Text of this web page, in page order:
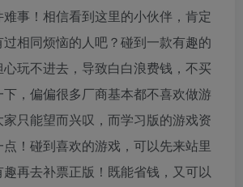
事！相信看到这里的小伙伴，肯定
相同烦恼的人吧？碰到一款有趣的
玩不进去，导致白白浪费钱，不买
，偏偏很多厂商基本都不喜欢做游
只能望而兴叹，而学习版的游戏资
！碰到喜欢的游戏，可以先来站里
再去补票正版！既能省钱，又可以